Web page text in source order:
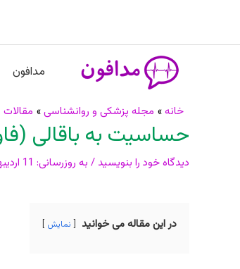
مدافون
خانه مجله پزشکی و روانشناسی
حساسیت به باقالی
دیدگاه‌ خود را بنویسید / به روزرسانی:
در این مقاله می خوانید نمایش
پیمایش
نوشته